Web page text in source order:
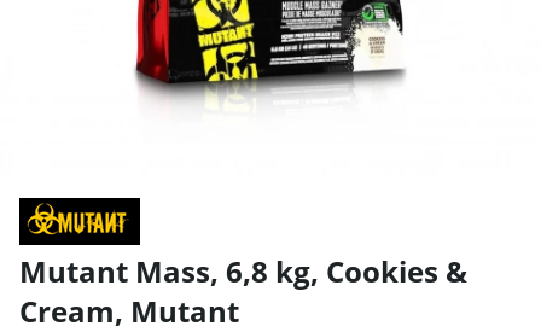
Mutant Mass, 6,8 kg, Cookies &
Cream, Mutant